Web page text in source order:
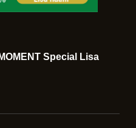
Special Lisa